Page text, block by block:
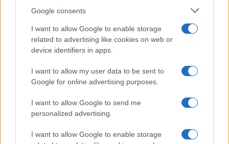
Google consents
I want to allow Google to enable storage
related to advertising like cookies on web or
device identifiers in apps.
I want to allow my user data to be sent to
Google for online advertising purposes.
I want to allow Google to send me
personalized advertising.
I want to allow Google to enable storage
AUTOMOVIL